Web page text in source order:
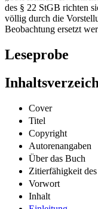
des § 22 StGB richten
völlig durch die
Beobachtung ersetzt
Leseprobe
Cover
Titel
Copyright
Autorenangaben
Über das Buch
Zitierfähigkeit
Vorwort
Inhalt